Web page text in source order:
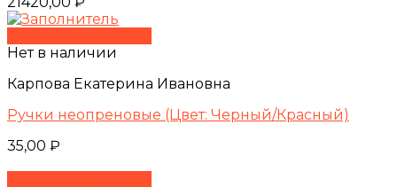
Нет в наличии
Карпова Екатерина Ивановна
Ручки неопреновые (Цвет: Черный/Красный)
35,00 ₽